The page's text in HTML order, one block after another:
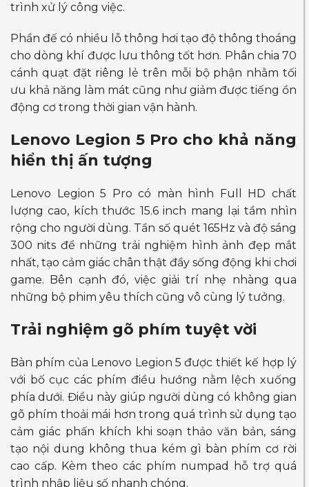
trình xử lý công việc.
Phần đế có nhiều lỗ thông hơi tạo độ thông thoáng
cho dòng khí được lưu thông tốt hơn. Phân chia 70
cánh quạt đặt riêng lẻ trên mỗi bộ phận nhằm tối
ưu khả năng làm mát cũng như giảm được tiếng ồn
động cơ trong thời gian vận hành.
Lenovo Legion 5 Pro cho khả năng
hiển thị ấn tượng
Lenovo Legion 5 Pro có màn hình Full HD chất
lượng cao, kích thước 15.6 inch mang lại tầm nhìn
rộng cho người dùng. Tần số quét 165Hz và độ sáng
300 nits để những trải nghiệm hình ảnh đẹp mắt
nhất, tạo cảm giác chân thật đầy sống động khi chơi
game. Bên cạnh đó, việc giải trí nhẹ nhàng qua
những bộ phim yêu thích cũng vô cùng lý tưởng.
Trải nghiệm gõ phím tuyệt vời
Bàn phím của Lenovo Legion 5 được thiết kế hợp lý
với bố cục các phím điều hướng nằm lệch xuống
phía dưới. Điều này giúp người dùng có không gian
gõ phím thoải mái hơn trong quá trình sử dụng tạo
cảm giác phấn khích khi soạn thảo văn bản, sáng
tạo nội dung không thua kém gì bàn phím cơ rời
cao cấp. Kèm theo các phím numpad hỗ trợ quá
trình nhập liệu số nhanh chóng.